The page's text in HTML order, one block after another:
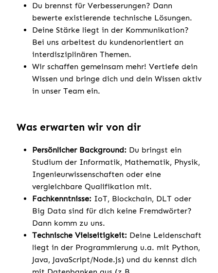
Du brennst für Verbesserungen? Dann
bewerte existierende technische Lösungen.
Deine Stärke liegt in der Kommunikation?
Bei uns arbeitest du kundenorientiert an
interdisziplinären Themen.
Wir schaffen gemeinsam mehr! Vertiefe dein
Wissen und bringe dich und dein Wissen aktiv
in unser Team ein.
Was erwarten wir von dir
Persönlicher Background: Du bringst ein
Studium der Informatik, Mathematik, Physik,
Ingenieurwissenschaften oder eine
vergleichbare Qualifikation mit.
Fachkenntnisse: IoT, Blockchain, DLT oder
Big Data sind für dich keine Fremdwörter?
Dann komm zu uns.
Technische Vielseitigkeit: Deine Leidenschaft
liegt in der Programmierung u.a. mit Python,
Java, JavaScript/Node.js) und du kennst dich